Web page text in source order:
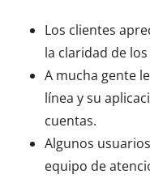
Los clientes
la claridad de
A mucha gente
línea y su
cuentas.
Algunos
equipo de